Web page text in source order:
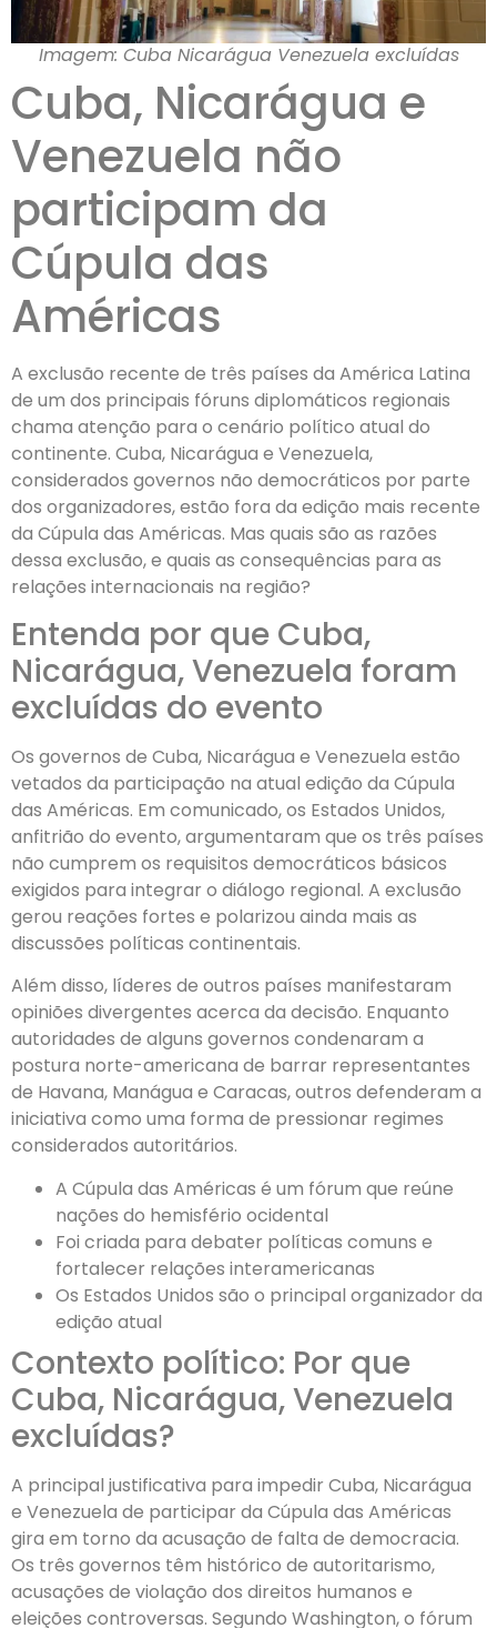
Imagem: Cuba Nicarágua Venezuela excluídas
Cuba, Nicarágua e
Venezuela não
participam da
Cúpula das
Américas
A exclusão recente de três países da América Latina
de um dos principais fóruns diplomáticos regionais
chama atenção para o cenário político atual do
continente. Cuba, Nicarágua e Venezuela,
considerados governos não democráticos por parte
dos organizadores, estão fora da edição mais recente
da Cúpula das Américas. Mas quais são as razões
dessa exclusão, e quais as consequências para as
relações internacionais na região?
Entenda por que Cuba,
Nicarágua, Venezuela foram
excluídas do evento
Os governos de Cuba, Nicarágua e Venezuela estão
vetados da participação na atual edição da Cúpula
das Américas. Em comunicado, os Estados Unidos,
anfitrião do evento, argumentaram que os três países
não cumprem os requisitos democráticos básicos
exigidos para integrar o diálogo regional. A exclusão
gerou reações fortes e polarizou ainda mais as
discussões políticas continentais.
Além disso, líderes de outros países manifestaram
opiniões divergentes acerca da decisão. Enquanto
autoridades de alguns governos condenaram a
postura norte-americana de barrar representantes
de Havana, Manágua e Caracas, outros defenderam a
iniciativa como uma forma de pressionar regimes
considerados autoritários.
A Cúpula das Américas é um fórum que reúne
nações do hemisfério ocidental
Foi criada para debater políticas comuns e
fortalecer relações interamericanas
Os Estados Unidos são o principal organizador da
edição atual
Contexto político: Por que
Cuba, Nicarágua, Venezuela
excluídas?
A principal justificativa para impedir Cuba, Nicarágua
e Venezuela de participar da Cúpula das Américas
gira em torno da acusação de falta de democracia.
Os três governos têm histórico de autoritarismo,
acusações de violação dos direitos humanos e
eleições controversas. Segundo Washington, o fórum